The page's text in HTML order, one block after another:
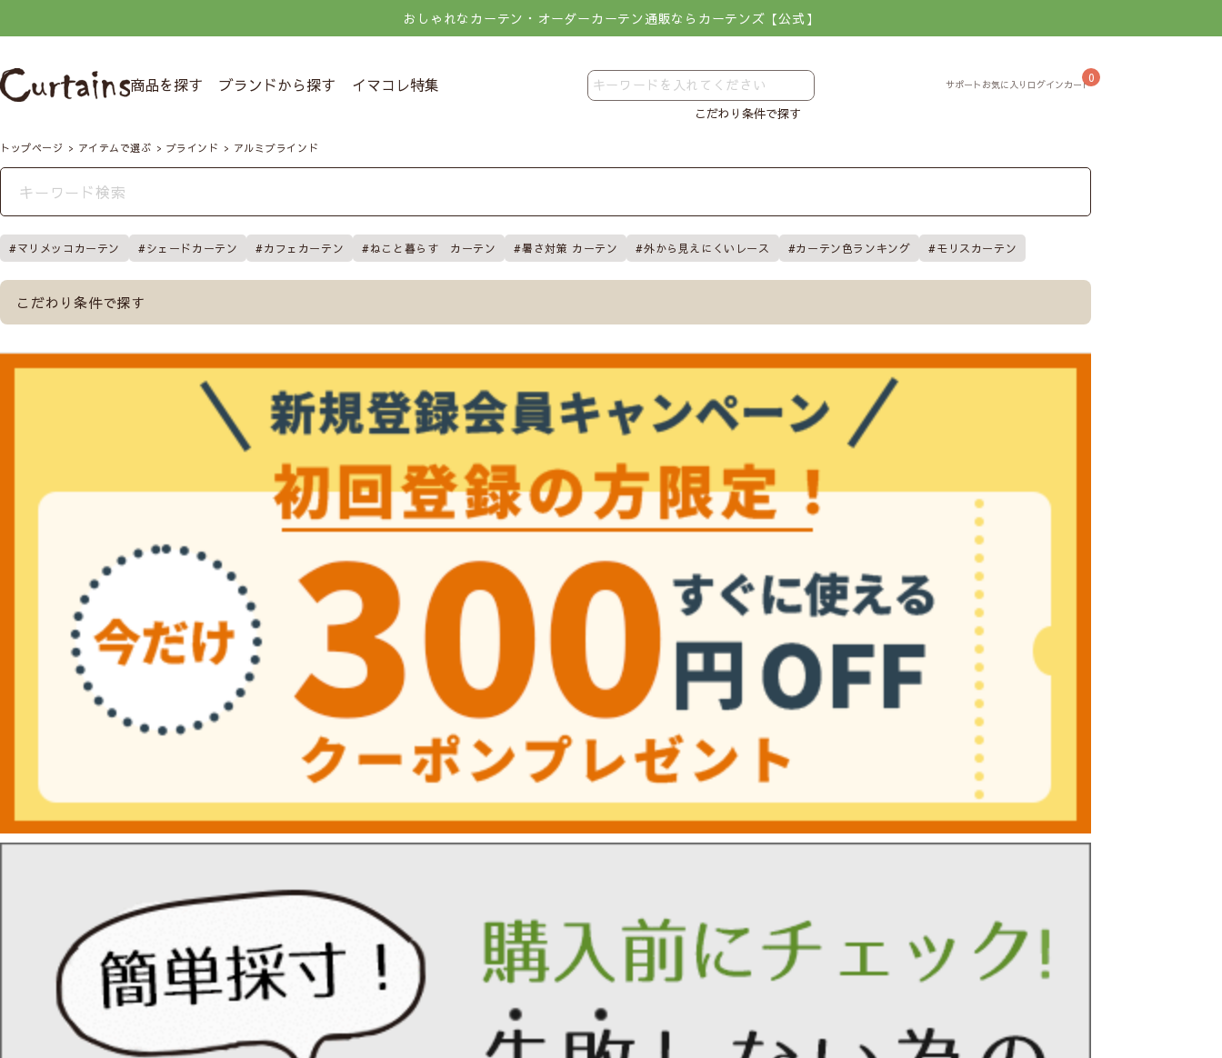
おしゃれなカーテン・オーダーカーテン通販ならカーテンズ【公式】
商品を探す ブランドから探す イマコレ特集
こだわり条件で探す
0
トップページ アイテムで選ぶ ブラインド アルミブラインド
マリメッコカーテン シェードカーテン カフェカーテン ねこと暮らす カーテン 暑さ対策 カーテン 外から見えにくいレース カーテン色ランキング モリスカーテン
こだわり条件で探す